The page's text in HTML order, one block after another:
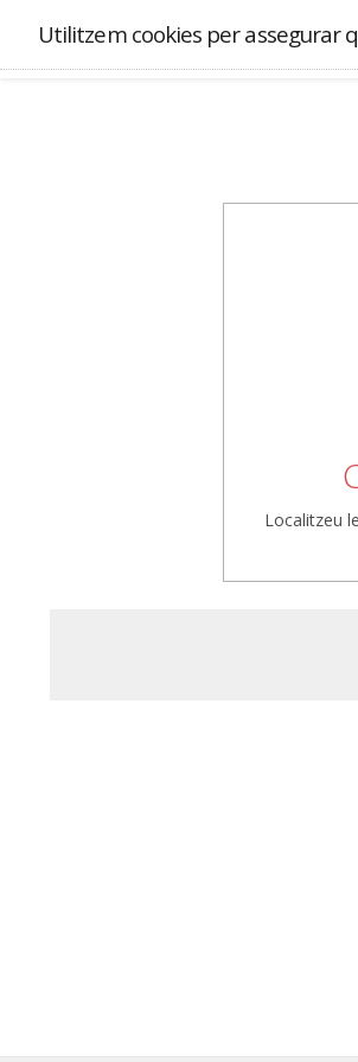
Utilitzem cookies per assegurar
Localitzeu